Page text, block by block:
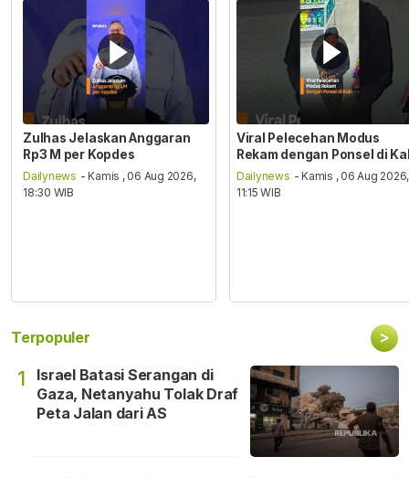
Zulhas Jelaskan Anggaran
Rp3 M per Kopdes
Dailynews - Kamis , 06 Aug 2026,
18:30 WIB
Viral Pelecehan Modus
Rekam dengan Ponsel di
Dailynews - Kamis , 06 Aug 2026,
11:15 WIB
Terpopuler >
1
Israel Batasi Serangan di
Gaza, Netanyahu Tolak Draf
Peta Jalan dari AS